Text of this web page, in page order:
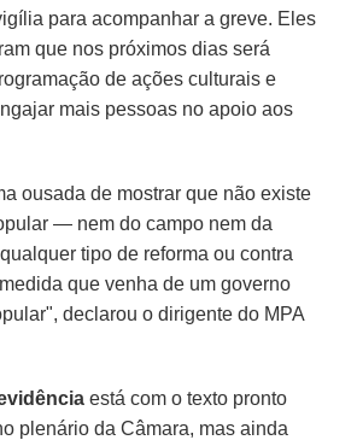
para acompanhar a greve. Eles
que nos próximos dias será
de ações culturais e
mais pessoas no apoio aos
ousada de mostrar que não existe
— nem do campo nem da
tipo de reforma ou contra
que venha de um governo
declarou o dirigente do MPA
está com o texto pronto
plenário da Câmara, mas ainda